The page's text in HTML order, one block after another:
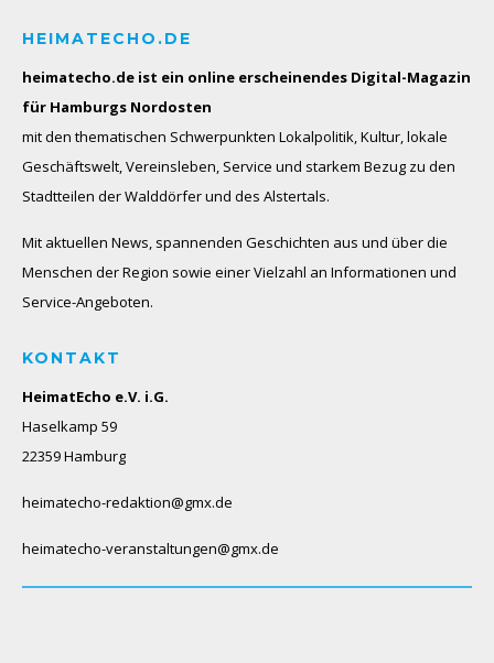
HEIMATECHO.DE
heimatecho.de ist ein online erscheinendes Digital-Magazin
für Hamburgs Nordosten
mit den thematischen Schwerpunkten Lokalpolitik, Kultur, lokale
Geschäftswelt, Vereinsleben, Service und starkem Bezug zu den
Stadtteilen der Walddörfer und des Alstertals.
Mit aktuellen News, spannenden Geschichten aus und über die
Menschen der Region sowie einer Vielzahl an Informationen und
Service-Angeboten.
KONTAKT
HeimatEcho e.V. i.G.
Haselkamp 59
22359 Hamburg
heimatecho-redaktion@gmx.de
heimatecho-veranstaltungen@gmx.de